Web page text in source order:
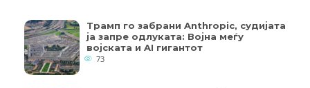
Трамп го забрани Anthropic, судијата
ја запре одлуката: Војна меѓу
војската и AI гигантот
73